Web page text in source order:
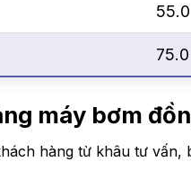
55.0
75.0
máy bơm
hàng từ khâu tư